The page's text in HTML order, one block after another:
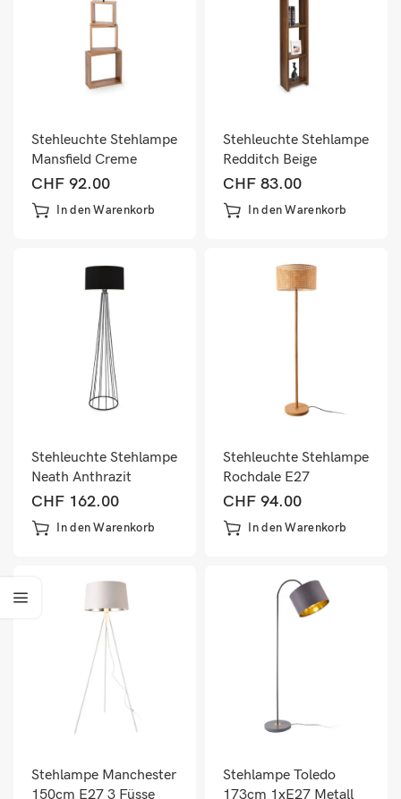
Stehleuchte Stehlampe
Mansfield Creme
CHF 92.00
In den Warenkorb
Stehleuchte Stehlampe
Redditch Beige
CHF 83.00
In den Warenkorb
Stehleuchte Stehlampe
Neath Anthrazit
Schwarz
CHF 162.00
In den Warenkorb
Stehleuchte Stehlampe
Rochdale E27
Gelbbraun
CHF 94.00
In den Warenkorb
Stehlampe Manchester
150cm E27 3 Füsse
Stehlampe Toledo
173cm 1xE27 Metall